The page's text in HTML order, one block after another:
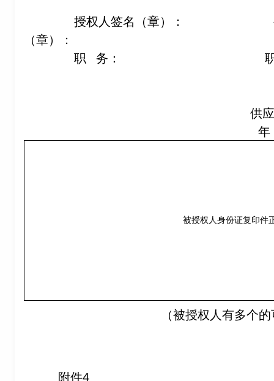
授权人签名（章）： 被
（章）：
职 务： 职
供
被授权人身份证复印件
（被授权人有多个
附件4